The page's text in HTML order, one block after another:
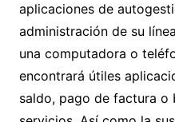
aplicaciones de
administración de su
una computadora o
encontrará útiles
saldo, pago de factura o